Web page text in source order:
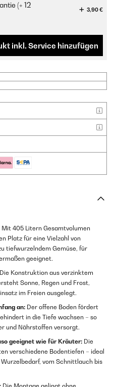
(+ 12
3,90 €
inkl. Service hinzufügen
Mit 405 Litern Gesamtvolumen
Platz für eine Vielzahl von
tiefwurzelndem Gemüse, für
geeignet.
Die Konstruktion aus verzinktem
Sonne, Regen und Frost,
im Freien ausgelegt.
an: Der offene Boden fördert
in die Tiefe wachsen – so
und Nährstoffen versorgt.
geeignet wie für Kräuter: Die
verschiedene Bodentiefen – ideal
vom Schnittlauch bis